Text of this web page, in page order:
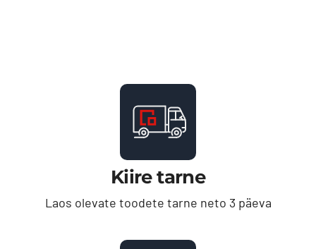
Kiire tarne
Laos olevate toodete tarne neto 3 päeva